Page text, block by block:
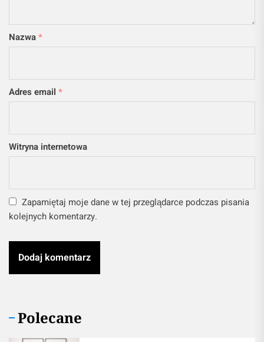
Nazwa*
Adres email *
Witryna internetowa
Zapamiętaj moje dane w tej przeglądarce podczas pisania
kolejnych komentarzy.
Polecane